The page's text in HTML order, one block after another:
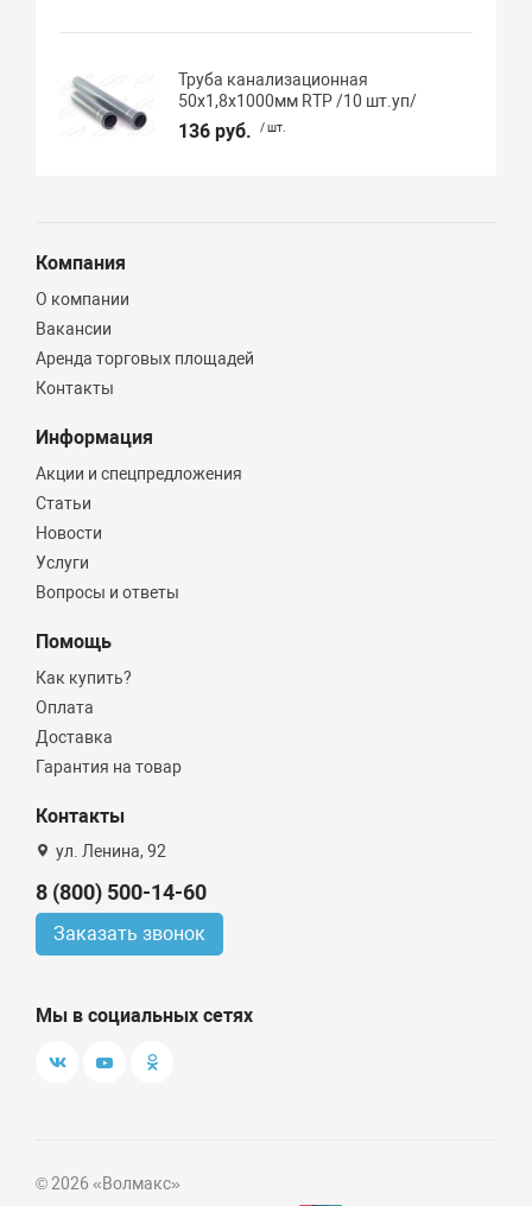
Труба канализационная
50х1,8х1000мм RTP /10 шт.уп/
136 руб. / шт.
Компания
О компании
Вакансии
Аренда торговых площадей
Контакты
Информация
Акции и спецпредложения
Статьи
Новости
Услуги
Вопросы и ответы
Помощь
Как купить?
Оплата
Доставка
Гарантия на товар
Контакты
ул. Ленина, 92
8 (800) 500-14-60
Заказать звонок
Мы в социальных сетях
© 2026 «Волмакс»